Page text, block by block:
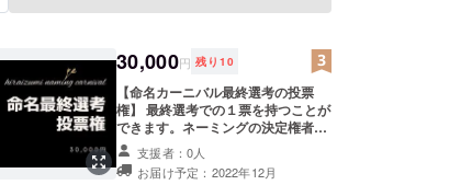
料：岩手県産小麦100%使用、砂糖
（上白糖・加工黒糖・黒糖）、食用
植物油脂、こしあん、ゴマ、水飴、
食塩／膨張剤、加工澱粉 内容量：
60g 賞味期限：90日 保存：常温 想
定小売価格：300円（税抜）
す。 ■応募に必要になるLINE公式ア
カウント「平泉の門前町」のQR
コードを商品に同梱します。 ■商品
の原材料：岩手県産小麦100%使
用、砂糖（上白糖・加工黒糖・黒
糖）、食用植物油脂、こしあん、ゴ
マ、水飴、食塩 ●商品発送：11月上
旬予定 ●応募期間：12月5日(月)
30,000円 残り 10
【命名カーニバル最終選考の投票
権】 最終選考での１票を持つことが
できます。ネーミングの決定権者で
す。 プロジェクトチーム内で一次選
考した最終候補複数案の中から選ん
で頂きます。責任重大ですが、消費
支援者：0人
お届け予定：2022年12月